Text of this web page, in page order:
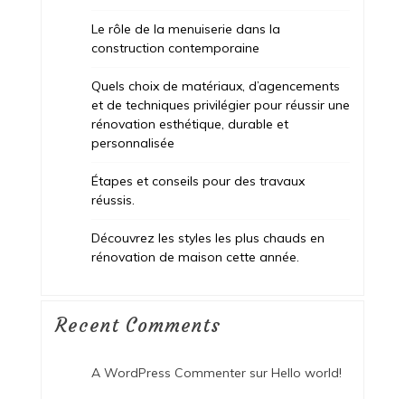
Le rôle de la menuiserie dans la
construction contemporaine
Quels choix de matériaux, d’agencements
et de techniques privilégier pour réussir une
rénovation esthétique, durable et
personnalisée
Étapes et conseils pour des travaux
réussis.
Découvrez les styles les plus chauds en
rénovation de maison cette année.
Recent Comments
A WordPress Commentersur Hello world!